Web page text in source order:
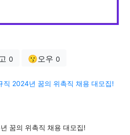
0 😗오우 0
직 2024년 꿈의 위촉직 채용 대모집!
꿈의 위촉직 채용 대모집!